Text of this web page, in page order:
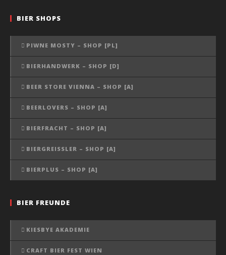
BIER SHOPS
PIWNE MOSTY – SHOP [PL]
BIERHANDWERK – SHOP [D]
BEER STORE VIENNA – SHOP [A]
BEERLOVERS – SHOP [A]
BIERFRACHT – SHOP [A]
BIERGREISSLER – SHOP [A]
BIERPLUS – SHOP [A]
BIER FREUNDE
KIESBYE AKADEMIE
CRAFT BIER FEST WIEN